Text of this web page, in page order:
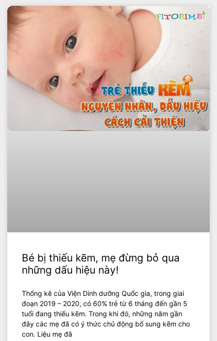
Bé bị thiếu kẽm, mẹ đừng bỏ qua
những dấu hiệu này!
Thống kê của Viện Dinh dưỡng Quốc gia, trong giai
đoạn 2019 – 2020, có 60% trẻ từ 6 tháng đến gần 5
tuổi đang thiếu kẽm. Trong khi đó, những năm gần
đây các mẹ đã có ý thức chủ động bổ sung kẽm cho
con. Liệu mẹ đã